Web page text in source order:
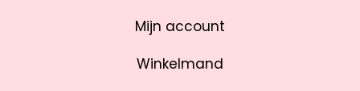
Mijn account
Winkelmand